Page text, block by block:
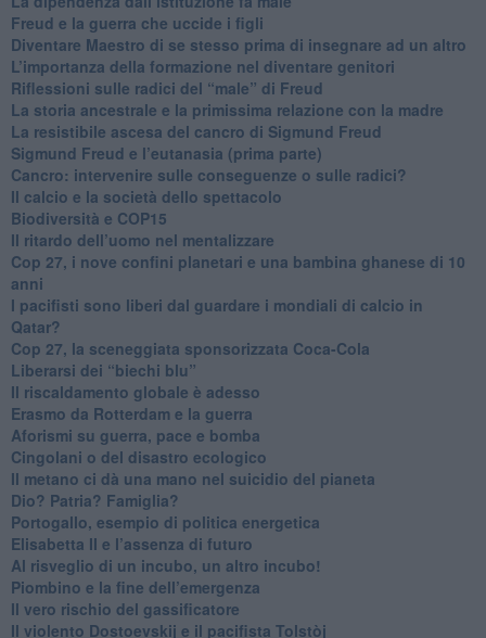
​Freud e la guerra che uccide i figli
​Diventare Maestro di se stesso prima di insegnare ad un altro
L’importanza della formazione nel diventare genitori
Riflessioni sulle radici del “male” di Freud
​La storia ancestrale e la primissima relazione con la madre
​La resistibile ascesa del cancro di Sigmund Freud
Sigmund Freud e l’eutanasia (prima parte)
Cancro: intervenire sulle conseguenze o sulle radici?
​Il calcio e la società dello spettacolo
Biodiversità e COP15
​Il ritardo dell’uomo nel mentalizzare
​Cop 27, i nove confini planetari e una bambina ghanese di 10
anni
​I pacifisti sono liberi dal guardare i mondiali di calcio in
Qatar?
​Cop 27, la sceneggiata sponsorizzata Coca-Cola
​Liberarsi dei “biechi blu”
Il riscaldamento globale è adesso
​Erasmo da Rotterdam e la guerra
​Aforismi su guerra, pace e bomba
Cingolani o del disastro ecologico
​Il metano ci dà una mano nel suicidio del pianeta
​Dio? Patria? Famiglia?
Portogallo, esempio di politica energetica
​Elisabetta II e l’assenza di futuro
Al risveglio di un incubo, un altro incubo!
​Piombino e la fine dell’emergenza
​Il vero rischio del gassificatore
​Il violento Dostoevskij e il pacifista Tolstòj